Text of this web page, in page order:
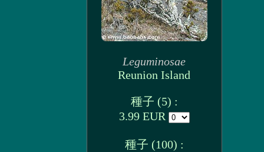
Leguminosae
Reunion Island
種子 (5) :
3.99 EUR
種子 (100) :